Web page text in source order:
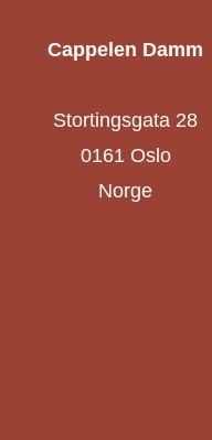
Cappelen Damm
Stortingsgata 28
0161 Oslo
Norge